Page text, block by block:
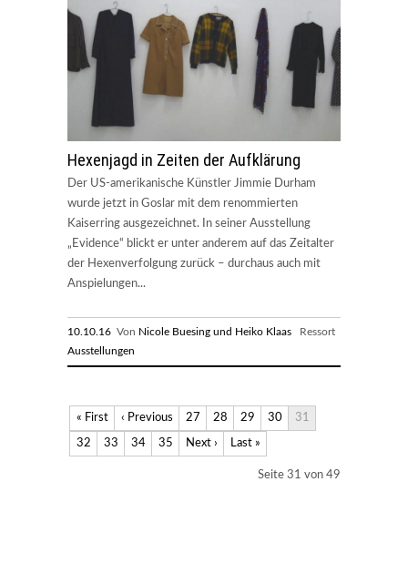
Hexenjagd in Zeiten der Aufklärung
Der US-amerikanische Künstler Jimmie Durham
wurde jetzt in Goslar mit dem renommierten
Kaiserring ausgezeichnet. In seiner Ausstellung
„Evidence“ blickt er unter anderem auf das Zeitalter
der Hexenverfolgung zurück – durchaus auch mit
Anspielungen...
10.10.16 Von Nicole Buesing und Heiko Klaas Ressort
Ausstellungen
« First ‹ Previous 27 28 29 30 31
32 33 34 35 Next › Last »
Seite 31 von 49